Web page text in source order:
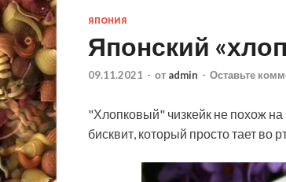
ЯПОНИЯ
Японский
09.11.2021 - от admin - Оставьте
"Хлопковый" чизкейк не похож
бисквит, который просто тает во